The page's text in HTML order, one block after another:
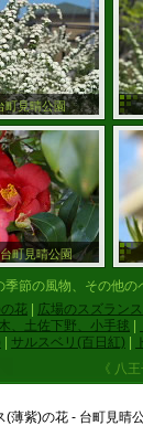
町見晴公園
町見晴公園
季節の風物、その他の
花
広場のスズラン
、土佐下野、小手毬
サルスベリ(百日紅)
《 八
(薄紫)の花 - 台町見晴